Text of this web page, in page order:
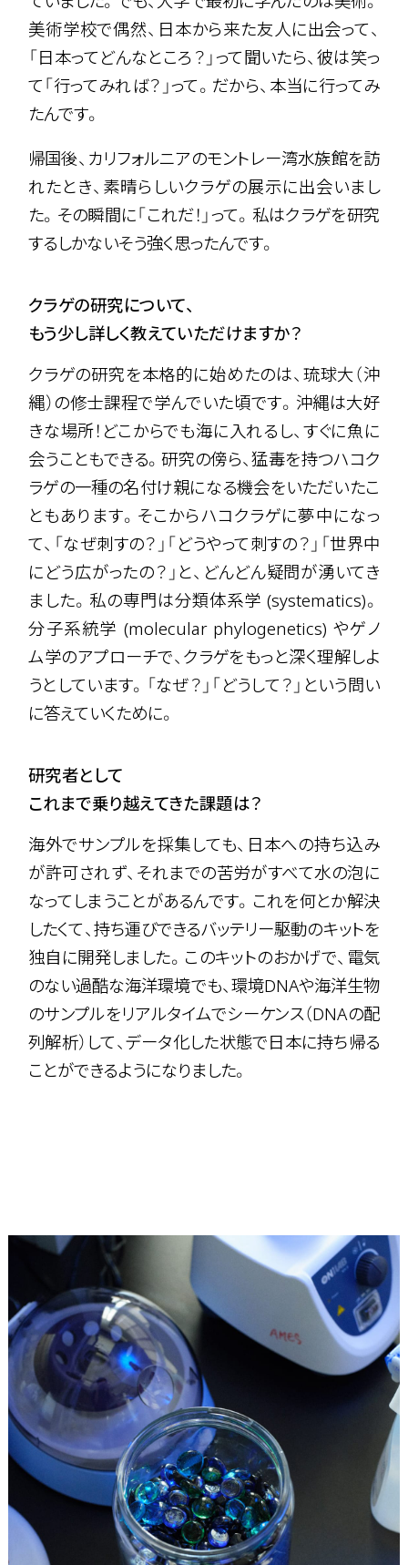
美術学校で偶然、日本から来た友人に出会って、
「日本ってどんなところ？」って聞いたら、彼は笑っ
て「行ってみれば？」って。だから、本当に行ってみ
たんです。
帰国後、カリフォルニアのモントレー湾水族館を訪
れたとき、素晴らしいクラゲの展示に出会いまし
た。その瞬間に「これだ！」って。私はクラゲを研究
するしかない――そう強く思ったんです。
クラゲの研究について、
もう少し詳しく教えていただけますか？
クラゲの研究を本格的に始めたのは、琉球大（沖
縄）の修士課程で学んでいた頃です。沖縄は大好
きな場所！どこからでも海に入れるし、すぐに魚に
会うこともできる。研究の傍ら、猛毒を持つハコク
ラゲの一種の名付け親になる機会をいただいたこ
ともあります。そこからハコクラゲに夢中になっ
て、「なぜ刺すの？」「どうやって刺すの？」「世界中
にどう広がったの？」と、どんどん疑問が湧いてき
ました。私の専門は分類体系学 (systematics)。
分子系統学 (molecular phylogenetics) やゲノ
ム学のアプローチで、クラゲをもっと深く理解しよ
うとしています。「なぜ？」「どうして？」という問い
に答えていくために。
研究者として
これまで乗り越えてきた課題は？
海外でサンプルを採集しても、日本への持ち込み
が許可されず、それまでの苦労がすべて水の泡に
なってしまうことがあるんです。これを何とか解決
したくて、持ち運びできるバッテリー駆動のキットを
独自に開発しました。このキットのおかげで、電気
のない過酷な海洋環境でも、環境DNAや海洋生物
のサンプルをリアルタイムでシーケンス（DNAの配
列解析）して、データ化した状態で日本に持ち帰る
ことができるようになりました。